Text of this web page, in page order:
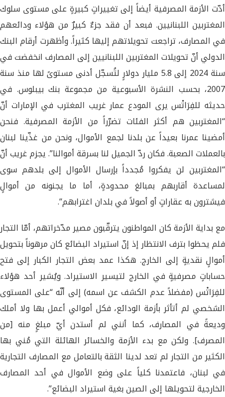
أدّت الأزمة المصرفية أيضاً إلى تغييراتٍ كبيرةٍ على مستوى سلوك
المغتربين اللبنانيين. فبعد أن فقد جزءٌ كبيرٌ من هؤلاء ودائعهم
في المصارف، تراجعت تحويلاتهم إليها كثيراً. وأظهرت أرقام البنك
الدولي أنّ تحويلات المغتربين اللبنانيين إلى المصارف انخفضت في
سنة 2024 إلى 5.8 مليار دولارٍ لتُسجّل أدنى مستوىً لها منذ سنة
2007، بحسب النشرة الأسبوعية من مجموعة بنك بيبلوس. في
حديثه للفِرَاتْس يرى المودع عمار غريب المغترب في الإمارات أنّ
“المغتربين هم أكثر الفئات تضرّراً من الأزمة المصرفية. فنحن
أمضينا عمرنا بعيداً عن بلدنا لجمع الأموال، ونحن من غذّينا لبنان
بالعملات الصعبة. فكان ردّ الجميل لنا بسرقة أموالنا”. يجزم غريب أنّ
“المغتربين لن يفكروا مُجدداً بإرسال الأموال إلى بلدهم سوى
لمساعدة أقاربهم بمبالغ محدودةٍ، أما ما يجنونه من أموالٍ
فيشترون به عقاراتٍ أو أصولاً في بلدان اغترابهم”.
مع بداية الأزمة كان المواطنون يترقّبون مصير مدّخراتهم، أمّا التجار
فلم يحظوا بترف الانتظار إذ إنّ استيراد البضائع كان مرهوناً بتحويل
أموالٍ نقديةٍ إلى الخارج. هكذا عمد بعض التجار الكبار إلى فتح
حساباتٍ مصرفيةٍ في الخارج لتيسير الاستيراد. ويُشير أحد هؤلاء
للفِرَاتْس (مفضلاً عدم الكشف عن اسمه) إلى أنّه “على المستوى
الشخصي لم أتأثر بأزمة الودائع، فكل أموالي أعمل بها ولا أملك
وديعةً في المصارف، كما أنني لم أستدن أيّ مبلغٍ منه [من
المصرف]. ولكن مع بدء الأزمة والخسائر الهائلة التي مُني بها
الكثير من التجار لم تعد لدينا الثقة بالتعامل مع المصارف التجارية
في لبنان، فاعتمدنا كلياً على وضع الأموال في أحد المصارف
الخارجية لتحويلها إلى الصين بغية استيراد البضائع”.